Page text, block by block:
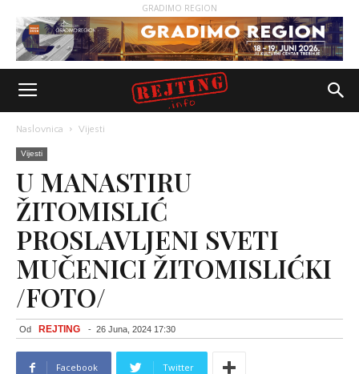
GRADIMO REGION
Naslovnica Vijesti
Vijesti
U MANASTIRU
ŽITOMISLIĆ
PROSLAVLJENI SVETI
MUČENICI ŽITOMISLIĆKI
/FOTO/
Od REJTING - 26 Juna, 2024 17:30
Facebook Twitter